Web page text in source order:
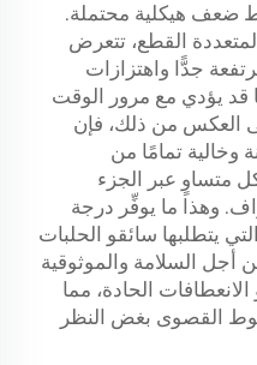
ضعف هيكلية محتملة.
القطع، تتعرض
جدًّا واهتزازات
قد يؤدي مع مرور الوقت
العكس من ذلك، فإن
وخالية تمامًا من
متساوٍ عبر الجزء
وهذا ما يوفِّر درجة
يتطلبها سائقو الحلبات
أجل السلامة والموثوقية
الانعطافات الحادة، مما
القصوى بغض النظر